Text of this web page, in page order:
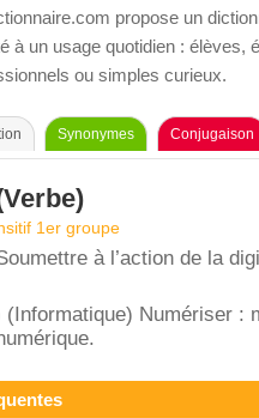
propose un
à un usage quotidien : élèves,
ou simples curieux.
Synonymes Conjugaison
1er groupe
à l’action de la
(Informatique) Numériser :